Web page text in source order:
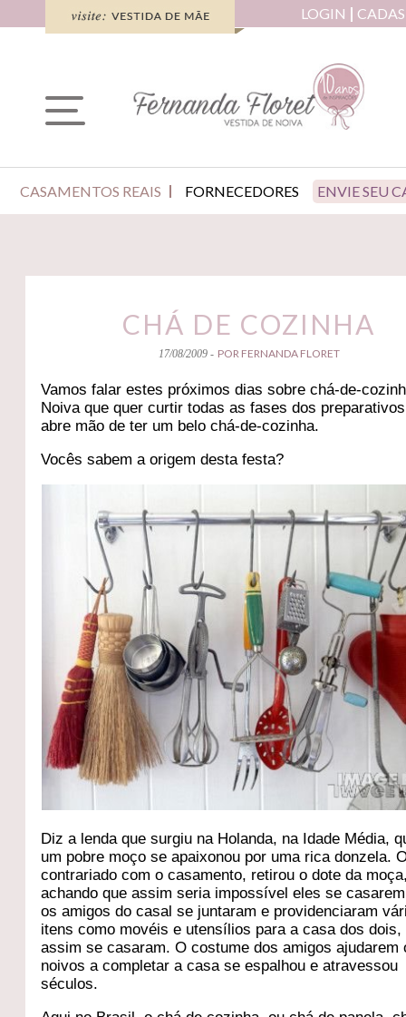
LOGIN
CASAMENTOS REAIS FORNECEDORES ENVIE SEU
CHÁ DE COZINHA
17/08/2009 - POR FERNANDA FLORET
Vamos falar estes próximos dias sobre chá-de-
Noiva que quer curtir todas as fases dos
abre mão de ter um belo chá-de-cozinha.
Vocês sabem a origem desta festa?
Diz a lenda que surgiu na Holanda, na Idade Média,
um pobre moço se apaixonou por uma rica donzela.
contrariado com o casamento, retirou o dote da
achando que assim seria impossível eles se
os amigos do casal se juntaram e providenciaram
itens como movéis e utensílios para a casa dos dois,
assim se casaram. O costume dos amigos ajudarem
noivos a completar a casa se espalhou e atravessou
séculos.